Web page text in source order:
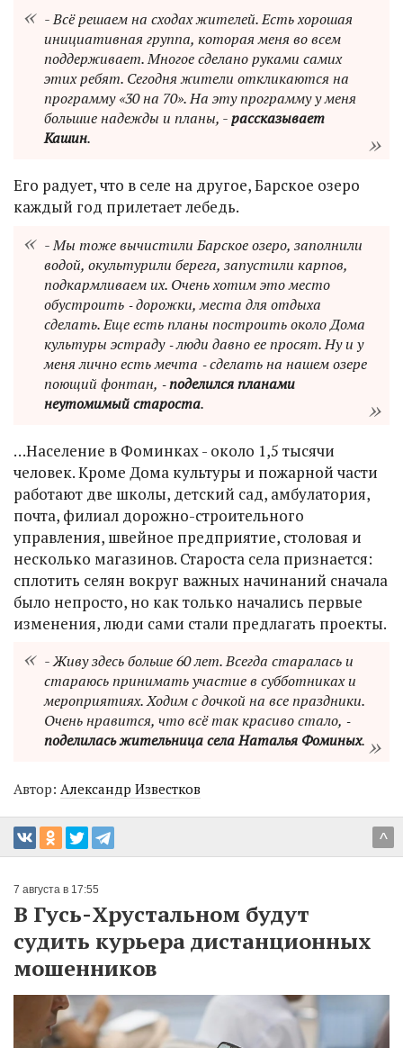
- Всё решаем на сходах жителей. Есть хорошая
инициативная группа, которая меня во всем
поддерживает. Многое сделано руками самих
этих ребят. Сегодня жители откликаются на
программу «30 на 70». На эту программу у меня
большие надежды и планы, -рассказывает
Кашин.
Его радует, что в селе на другое, Барское озеро
каждый год прилетает лебедь.
- Мы тоже вычистили Барское озеро, заполнили
водой, окультурили берега, запустили карпов,
подкармливаем их. Очень хотим это место
обустроить ‑ дорожки, места для отдыха
сделать. Еще есть планы построить около Дома
культуры эстраду ‑ люди давно ее просят. Ну и у
меня лично есть мечта ‑ сделать на нашем озере
поющий фонтан, ‑поделился планами
неутомимый староста.
…Население в Фоминках - около 1,5 тысячи
человек. Кроме Дома культуры и пожарной части
работают две школы, детский сад, амбулатория,
почта, филиал дорожно-строительного
управления, швейное предприятие, столовая и
несколько магазинов. Староста села признается:
сплотить селян вокруг важных начинаний сначала
было непросто, но как только начались первые
изменения, люди сами стали предлагать проекты.
- Живу здесь больше 60 лет. Всегда старалась и
стараюсь принимать участие в субботниках и
мероприятиях. Ходим с дочкой на все праздники.
Очень нравится, что всё так красиво стало, ‑
поделилась жительница села Наталья Фоминых.
Автор: Александр Известков
^
7 августа в 17:55
В Гусь-Хрустальном будут
судить курьера дистанционных
мошенников